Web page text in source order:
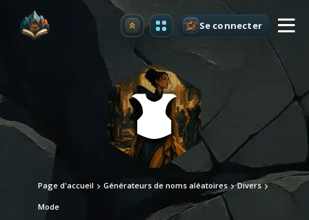
Premium Se connecter
Page d'accueil Générateurs de noms aléatoires Divers
Mode